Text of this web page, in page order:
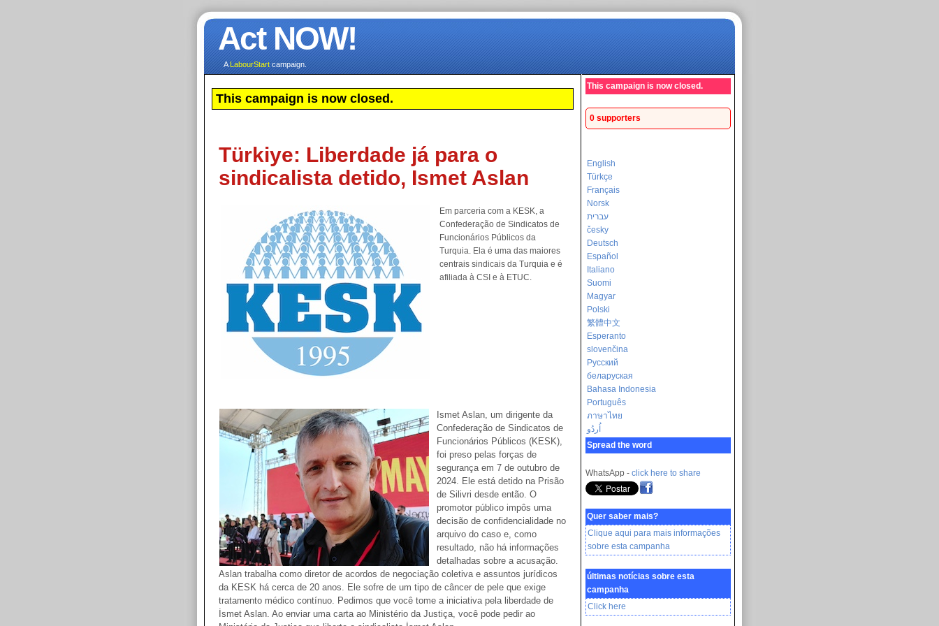
Act NOW!
ALabourStartcampaign.
This campaign is now closed.
Türkiye: Liberdade já para o
sindicalista detido, Ismet Aslan
Em parceria com a KESK, a
Confederação de Sindicatos de
Funcionários Públicos da
Turquia. Ela é uma das maiores
centrais sindicais da Turquia e é
afiliada à CSI e à ETUC.
Ismet Aslan, um dirigente da
Confederação de Sindicatos de
Funcionários Públicos (KESK),
foi preso pelas forças de
segurança em 7 de outubro de
2024. Ele está detido na Prisão
de Silivri desde então. O
promotor público impôs uma
decisão de confidencialidade no
arquivo do caso e, como
resultado, não há informações
detalhadas sobre a acusação.
Aslan trabalha como diretor de acordos de negociação coletiva e assuntos jurídicos
da KESK há cerca de 20 anos. Ele sofre de um tipo de câncer de pele que exige
tratamento médico contínuo. Pedimos que você tome a iniciativa pela liberdade de
İsmet Aslan. Ao enviar uma carta ao Ministério da Justiça, você pode pedir ao
This campaign is now closed.
0 supporters
English
Türkçe
Français
Norsk
עברית
česky
Deutsch
Español
Italiano
Suomi
Magyar
Polski
繁體中文
Esperanto
slovenčina
Русский
беларуская
Bahasa Indonesia
Português
ภาษาไทย
اُردُو
Spread the word
WhatsApp - click here to share
Quer saber mais?
Clique aqui para mais informações
sobre esta campanha
últimas notícias sobre esta
campanha
Click here